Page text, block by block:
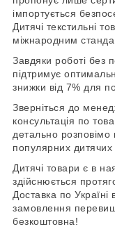
імпортується
Дитячі текстильні
міжнародним
Завдяки роботі без
підтримує
знижки від 7% для
Зверніться до
консультація по
детально розповімо
популярних дитячих
Дитячі товари є в
здійснюється
Доставка по Україні
замовлення
безкоштовна!